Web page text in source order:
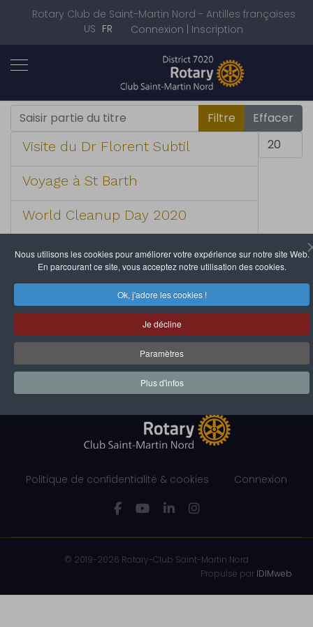
Nous utilisons les cookies pour améliorer votre expérience sur notre site Web.
En parcourant ce site, vous acceptez notre utilisation des cookies.
Ok, j'adore les cookies !
Je décline
Paramètres
Plus d'infos
Rotary Club de Saint-Martin Nord - Antilles françaises
Sélectionnez votre langue
US FR Connexion | Inscription
Saisir partie du titre Filtre Effacer
Afficher #
Visite du Dr Florent Subtil
Voyage à St Barth
World Cleanup Day 2020
Page 4 sur 4
Politique de confidentialité & cookies Connexion
© 2019-2026 Rotary-Club Saint-Martin Nord
Propulsé par IDIMweb